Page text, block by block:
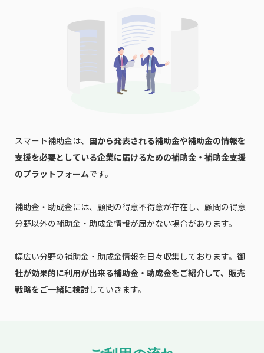
スマート補助金は、 国から発表される補助金や補助金の情報を
支援を必要としている企業に届けるための補助金・補助金支援
のプラットフォームです。
補助金・助成金には、顧問の得意不得意が存在し、顧問の得意
分野以外の補助金・助成金情報が届かない場合があります。
幅広い分野の補助金・助成金情報を日々収集しております。 御
社が効果的に利用が出来る補助金・助成金をご紹介して、販売
戦略をご一緒に検討していきます。